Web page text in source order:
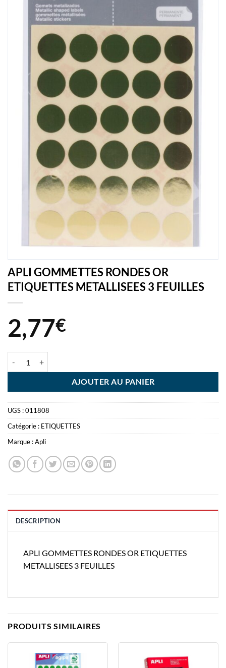
APLI GOMMETTES RONDES OR
ETIQUETTES METALLISEES 3 FEUILLES
2,77€
AJOUTER AU PANIER
UGS :011808
Catégorie : ETIQUETTES
Marque :Apli
DESCRIPTION
APLI GOMMETTES RONDES OR ETIQUETTES
METALLISEES 3 FEUILLES
PRODUITS SIMILAIRES